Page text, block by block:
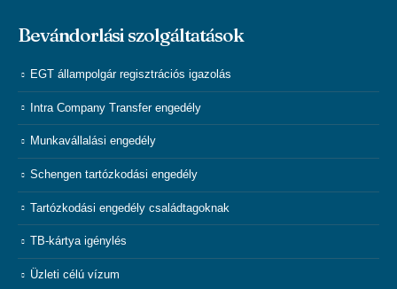
Bevándorlási szolgáltatások
EGT állampolgár regisztrációs igazolás
Intra Company Transfer engedély
Munkavállalási engedély
Schengen tartózkodási engedély
Tartózkodási engedély családtagoknak
TB-kártya igénylés
Üzleti célú vízum